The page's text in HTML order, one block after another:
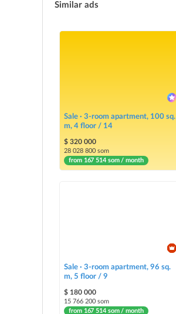
Similar ads
Sale · 3-room apartment, 100 sq.
m, 4 floor / 14
$ 320 000
28 028 800 som
from 167 514 som / month
Sale · 3-room apartment, 96 sq.
m, 5 floor / 9
$ 180 000
15 766 200 som
from 167 514 som / month